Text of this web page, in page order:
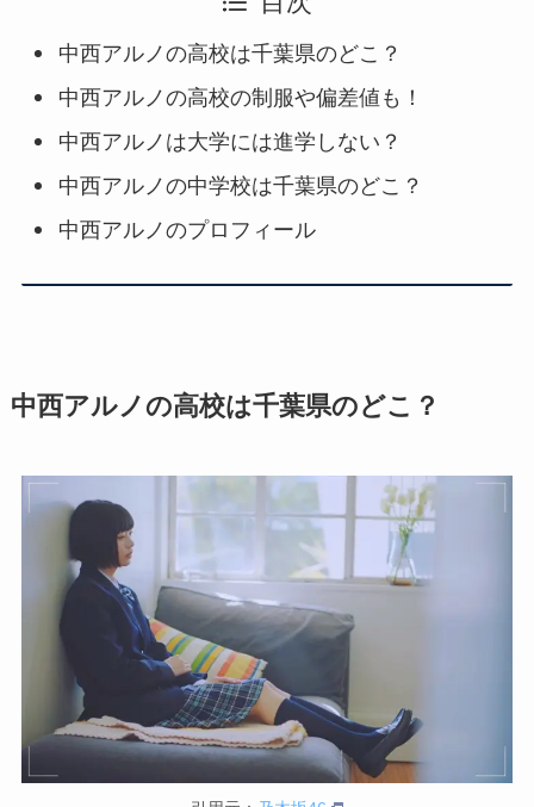
中西アルノの高校は千葉県のどこ？
中西アルノの高校の制服や偏差値も！
中西アルノは大学には進学しない？
中西アルノの中学校は千葉県のどこ？
中西アルノのプロフィール
中西アルノの高校は千葉県のどこ？